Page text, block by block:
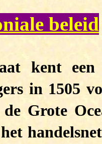
beleid
kent
in 1505
Grote